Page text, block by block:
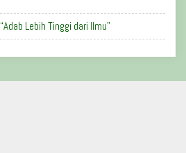
“Adab Lebih Tinggi dari Ilmu”